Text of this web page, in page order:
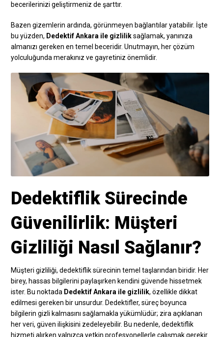
becerilerinizi geliştirmeniz de şarttır.
Bazen gizemlerin ardında, görünmeyen bağlantılar yatabilir. İşte
bu yüzden, Dedektif Ankara ile gizliliksağlamak, yanınıza
almanızı gereken en temel beceridir. Unutmayın, her çözüm
yolculuğunda merakınız ve gayretiniz önemlidir.
Dedektiflik Sürecinde
Güvenilirlik: Müşteri
Gizliliği Nasıl Sağlanır?
Müşteri gizliliği, dedektiflik sürecinin temel taşlarından biridir. Her
birey, hassas bilgilerini paylaşırken kendini güvende hissetmek
ister. Bu noktada Dedektif Ankara ile gizlilik, özellikle dikkat
edilmesi gereken bir unsurdur. Dedektifler, süreç boyunca
bilgilerin gizli kalmasını sağlamakla yükümlüdür; zira açıklanan
her veri, güven ilişkisini zedeleyebilir. Bu nedenle, dedektiflik
hizmeti alırken yalnızca yetkin profesyonellerle çalışmak gerekir.